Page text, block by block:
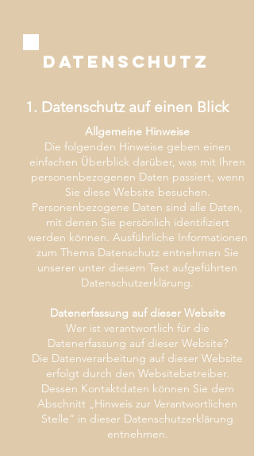
Datenschutz
1. Datenschutz auf einen Blick
Allgemeine Hinweise
Die folgenden Hinweise geben einen
einfachen Überblick darüber, was mit Ihren
personenbezogenen Daten passiert, wenn
Sie diese Website besuchen.
Personenbezogene Daten sind alle Daten,
mit denen Sie persönlich identifiziert
werden können. Ausführliche Informationen
zum Thema Datenschutz entnehmen Sie
unserer unter diesem Text aufgeführten
Datenschutzerklärung.
Datenerfassung auf dieser Website
Wer ist verantwortlich für die
Datenerfassung auf dieser Website?
Die Datenverarbeitung auf dieser Website
erfolgt durch den Websitebetreiber.
Dessen Kontaktdaten können Sie dem
Abschnitt „Hinweis zur Verantwortlichen
Stelle“ in dieser Datenschutzerklärung
entnehmen.